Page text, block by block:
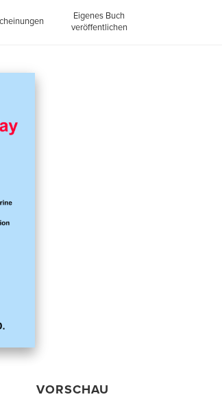
Eigenes Buch
veröffentlichen
VORSCHAU